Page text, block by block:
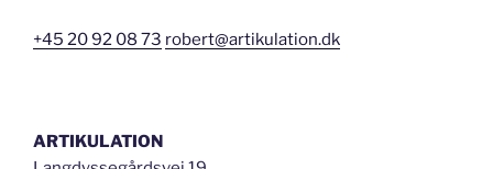
+45 20 92 08 73 robert@artikulation.dk
ARTIKULATION